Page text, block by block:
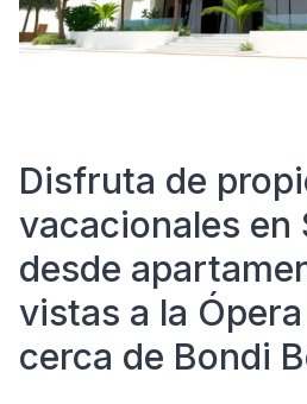
Disfruta de
vacacionales en
desde
vistas a la
cerca de Bondi